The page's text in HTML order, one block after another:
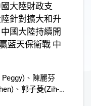
大陸財政支
針對擴大和升
國大陸持續開
藍天保衛戰 中
、 陳麗芬
、 郭子菱(Zih-